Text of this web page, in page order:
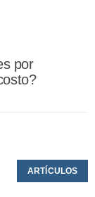
por
ARTÍCULOS